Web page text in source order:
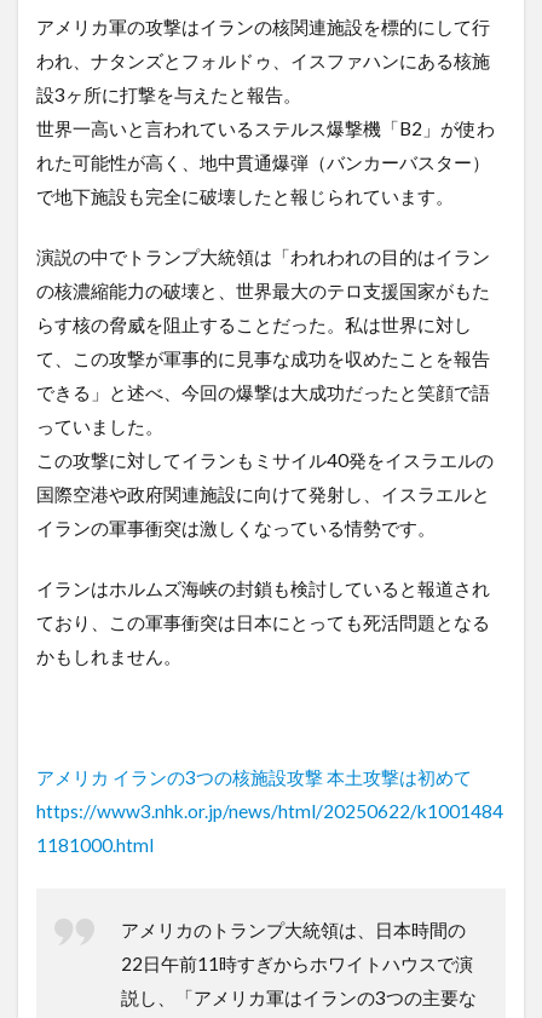
アメリカ軍の攻撃はイランの核関連施設を標的にして行
われ、ナタンズとフォルドゥ、イスファハンにある核施
設3ヶ所に打撃を与えたと報告。
世界一高いと言われているステルス爆撃機「B2」が使わ
れた可能性が高く、地中貫通爆弾（バンカーバスター）
で地下施設も完全に破壊したと報じられています。
演説の中でトランプ大統領は「われわれの目的はイラン
の核濃縮能力の破壊と、世界最大のテロ支援国家がもた
らす核の脅威を阻止することだった。私は世界に対し
て、この攻撃が軍事的に見事な成功を収めたことを報告
できる」と述べ、今回の爆撃は大成功だったと笑顔で語
っていました。
この攻撃に対してイランもミサイル40発をイスラエルの
国際空港や政府関連施設に向けて発射し、イスラエルと
イランの軍事衝突は激しくなっている情勢です。
イランはホルムズ海峡の封鎖も検討していると報道され
ており、この軍事衝突は日本にとっても死活問題となる
かもしれません。
アメリカ イランの3つの核施設攻撃 本土攻撃は初めて
https://www3.nhk.or.jp/news/html/20250622/k1001484
1181000.html
アメリカのトランプ大統領は、日本時間の
22日午前11時すぎからホワイトハウスで演
説し、「アメリカ軍はイランの3つの主要な